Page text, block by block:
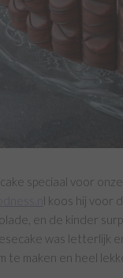
speciaal voor
l koos hij voor
en de kinder
was letterlijk
te maken en heel